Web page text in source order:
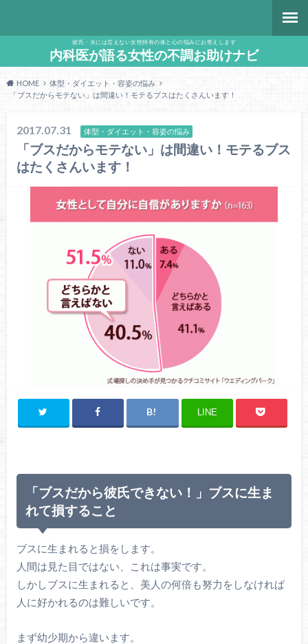
彼氏・夫には言えない女性特有の体と心の悩みにお答えします
内科医が語る女性の不調お助けナビ
HOME
体型・ダイエット・容姿の悩み
「ブスだからモテない」は間違い！モテるブスはたくさんいます！
2017.07.31 体型・ダイエット・容姿の悩み
「ブスだからモテない」は間違い！モテるブス
はたくさんいます！
LINE
「ブスだから彼氏できない！」ブスに生ま
れて損すること
ブスに生まれると損をします。
人間は見た目ではない、これは事実です。
しかしブスに生まれると、美人の何倍も努力をしなければ
人に好かれるのは難しいです。
まず幼少期から違います。